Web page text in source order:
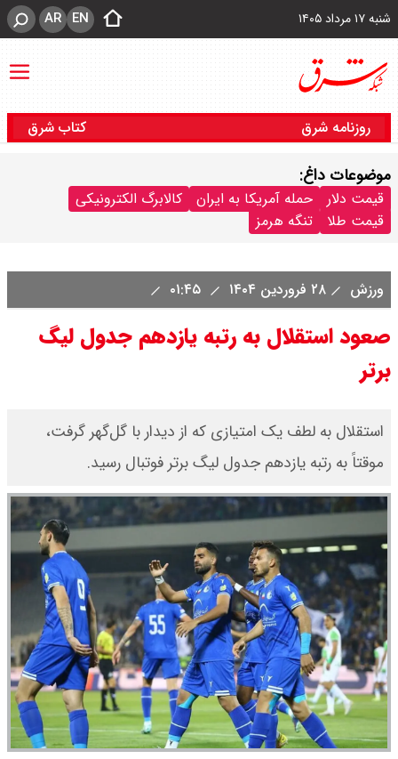
شنبه ۱۷ مرداد ۱۴۰۵ EN
AR
روزنامه شرق کتاب شرق
موضوعات داغ:
قیمت دلار حمله آمریکا به ایران
کالابرگ الکترونیکی
قیمت طلا
تنگه هرمز
ورزش ۲۸ فروردین ۱۴۰۴
صعود استقلال به رتبه یازدهم جدول لیگ
برتر
استقلال به لطف یک امتیازی که از دیدار با گل‌گهر گرفت،
موقتاً به رتبه یازدهم جدول لیگ برتر فوتبال رسید.